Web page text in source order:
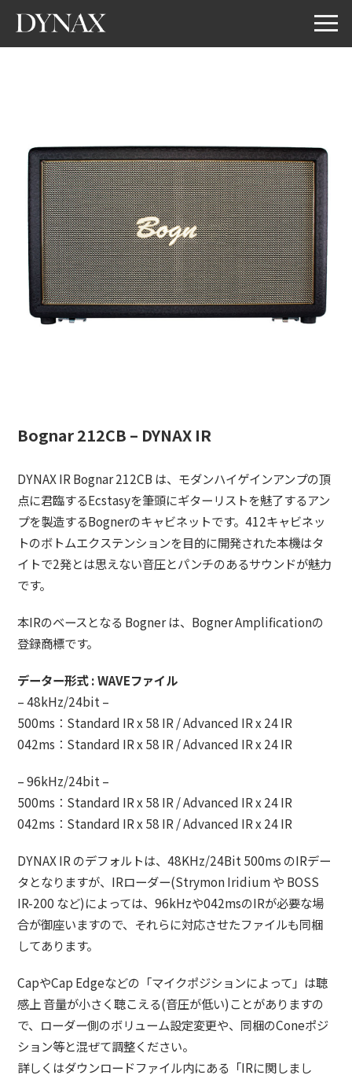
Bognar 212CB – DYNAX IR
DYNAX IR Bognar 212CB は、モダンハイゲインアンプの頂
点に君臨するEcstasyを筆頭にギターリストを魅了するアン
プを製造するBognerのキャビネットです。412キャビネッ
トのボトムエクステンションを目的に開発された本機はタ
イトで2発とは思えない音圧とパンチのあるサウンドが魅力
です。
本IRのベースとなる Bogner は、Bogner Amplificationの
登録商標です。
データー形式 : WAVEファイル
– 48kHz/24bit –
500ms：Standard IR x 58 IR / Advanced IR x 24 IR
042ms：Standard IR x 58 IR / Advanced IR x 24 IR
– 96kHz/24bit –
500ms：Standard IR x 58 IR / Advanced IR x 24 IR
042ms：Standard IR x 58 IR / Advanced IR x 24 IR
DYNAX IR のデフォルトは、48KHz/24Bit 500ms のIRデー
タとなりますが、IRローダー(Strymon Iridium や BOSS
IR-200 など)によっては、96kHzや042msのIRが必要な場
合が御座いますので、それらに対応させたファイルも同梱
してあります。
CapやCap Edgeなどの「マイクポジションによって」は聴
感上 音量が小さく聴こえる(音圧が低い)ことがありますの
で、ローダー側のボリューム設定変更や、同梱のConeポジ
ション等と混ぜて調整ください。
詳しくはダウンロードファイル内にある「IRに関しまし